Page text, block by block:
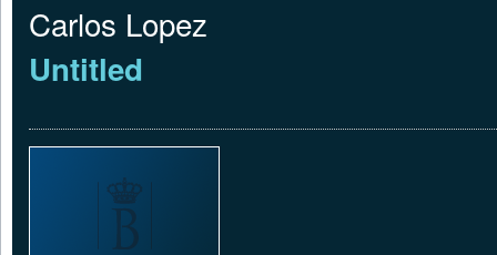
Carlos Lopez
Untitled